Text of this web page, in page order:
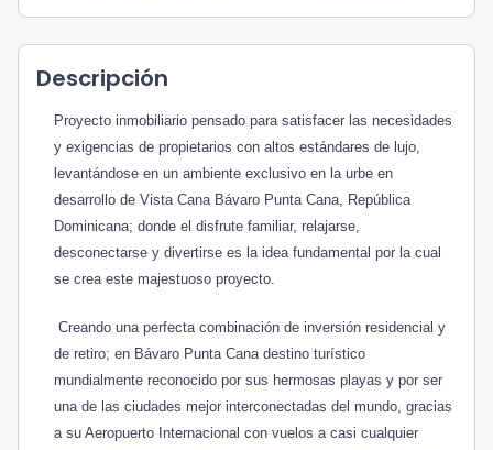
Descripción
Proyecto inmobiliario pensado para satisfacer las necesidades
y exigencias de propietarios con altos estándares de lujo,
levantándose en un ambiente exclusivo en la urbe en
desarrollo de Vista Cana Bávaro Punta Cana, República
Dominicana; donde el disfrute familiar, relajarse,
desconectarse y divertirse es la idea fundamental por la cual
se crea este majestuoso proyecto.
Creando una perfecta combinación de inversión residencial y
de retiro; en Bávaro Punta Cana destino turístico
mundialmente reconocido por sus hermosas playas y por ser
una de las ciudades mejor interconectadas del mundo, gracias
a su Aeropuerto Internacional con vuelos a casi cualquier